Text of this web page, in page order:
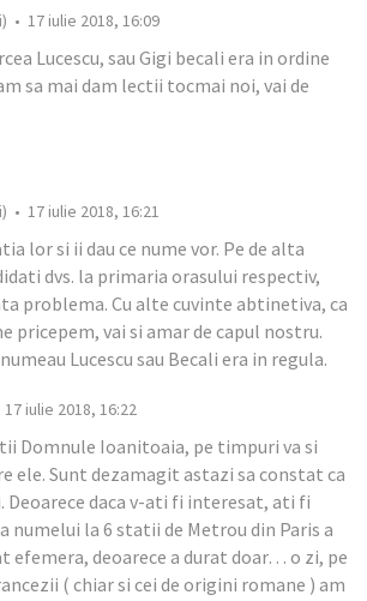
• 17 iulie 2018, 16:09
Lucescu, sau Gigi becali era in ordine
sa mai dam lectii tocmai noi, vai de
• 17 iulie 2018, 16:21
lor si ii dau ce nume vor. Pe de alta
dvs. la primaria orasului respectiv,
problema. Cu alte cuvinte abtinetiva, ca
pricepem, vai si amar de capul nostru.
Lucescu sau Becali era in regula.
iulie 2018, 16:22
Domnule Ioanitoaia, pe timpuri va si
ele. Sunt dezamagit astazi sa constat ca
Deoarece daca v-ati fi interesat, ati fi
numelui la 6 statii de Metrou din Paris a
efemera, deoarece a durat doar… o zi, pe
( chiar si cei de origini romane ) am